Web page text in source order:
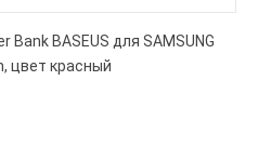
Bank BASEUS для SAMSUNG
цвет красный